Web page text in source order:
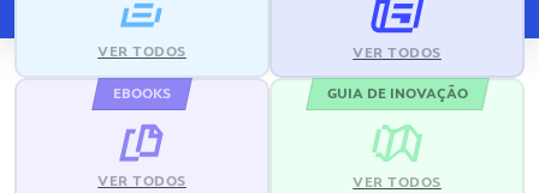
VER TODOS VER TODOS
EBOOKS
VER TODOS
GUIA DE INOVAÇÃO
VER TODOS